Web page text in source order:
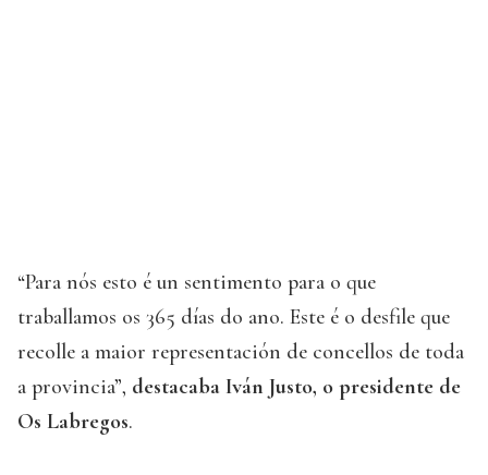
“Para nós esto é un sentimento para o que
traballamos os 365 días do ano. Este é o desfile que
recolle a maior representación de concellos de toda
a provincia”, destacaba Iván Justo, o presidente de
Os Labregos.